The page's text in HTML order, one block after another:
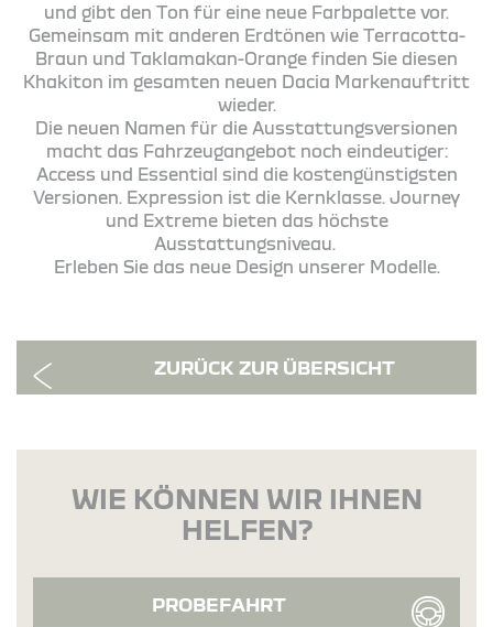
und gibt den Ton für eine neue Farbpalette vor.
Gemeinsam mit anderen Erdtönen wie Terracotta-
Braun und Taklamakan-Orange finden Sie diesen
Khakiton im gesamten neuen Dacia Markenauftritt
wieder.
Die neuen Namen für die Ausstattungsversionen
macht das Fahrzeugangebot noch eindeutiger:
Access und Essential sind die kostengünstigsten
Versionen. Expression ist die Kernklasse. Journey
und Extreme bieten das höchste
Ausstattungsniveau.
Erleben Sie das neue Design unserer Modelle.
ZURÜCK ZUR ÜBERSICHT
WIE KÖNNEN WIR IHNEN
HELFEN?
PROBEFAHRT